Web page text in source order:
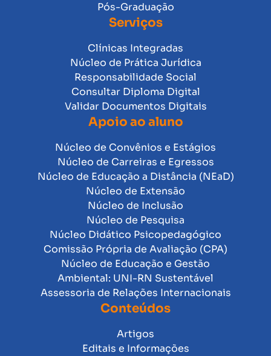
Pós-Graduação
Serviços
Clínicas Integradas
Núcleo de Prática Jurídica
Responsabilidade Social
Consultar Diploma Digital
Validar Documentos Digitais
Apoio ao aluno
Núcleo de Convênios e Estágios
Núcleo de Carreiras e Egressos
Núcleo de Educação a Distância (NEaD)
Núcleo de Extensão
Núcleo de Inclusão
Núcleo de Pesquisa
Núcleo Didático Psicopedagógico
Comissão Própria de Avaliação (CPA)
Núcleo de Educação e Gestão
Ambiental: UNI-RN Sustentável
Assessoria de Relações Internacionais
Conteúdos
Artigos
Editais e Informações